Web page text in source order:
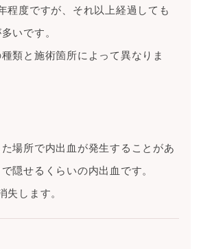
程度ですが、それ以上経過しても
いです。
類と施術箇所によって異なりま
場所で内出血が発生することがあ
隠せるくらいの内出血です。
失します。